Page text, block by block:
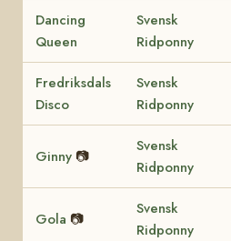
Dancing
Queen
Svensk
Ridponny
Fredriksdals
Disco
Svensk
Ridponny
Ginny 📷
Svensk
Ridponny
Gola 📷
Svensk
Ridponny